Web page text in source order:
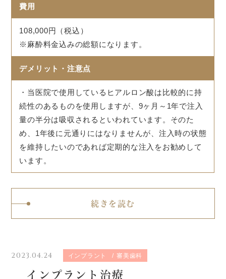
費用
108,000円（税込）
※麻酔料金込みの総額になります。
デメリット・注意点
・当医院で使用しているヒアルロン酸は比較的に持
続性のあるものを使用しますが、9ヶ月～1年で注入
量の半分は吸収されるといわれています。そのた
め、1年後に元通りにはなりませんが、注入時の状態
を維持したいのであれば定期的な注入をお勧めして
います。
続きを読む
2023.04.24 インプラント 審美歯科
インプラント治療